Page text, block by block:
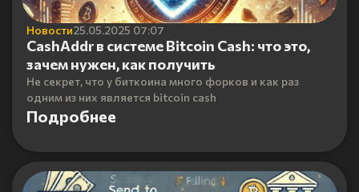
Новости25.05.2025 07:07
CashAddr в системе Bitcoin Cash: что это,
зачем нужен, как получить
Не секрет, что у биткоина много форков и как раз
одним из них является bitcoin cash
Подробнее